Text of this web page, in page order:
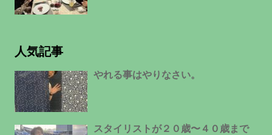
人気記事
やれる事はやりなさい。
スタイリストが２０歳〜４０歳まで